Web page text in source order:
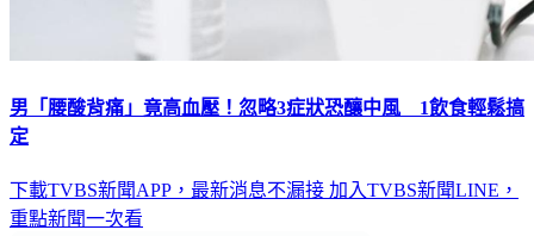
男「腰酸背痛」竟高血壓！忽略3症狀恐釀中風 1飲食輕鬆搞
定
下載TVBS新聞APP，最新消息不漏接 加入TVBS新聞LINE，
重點新聞一次看